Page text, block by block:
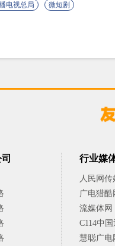
电视总局 微短剧
行业媒
人民网传
广电猎酷
流媒体网
C114中
慧聪广电